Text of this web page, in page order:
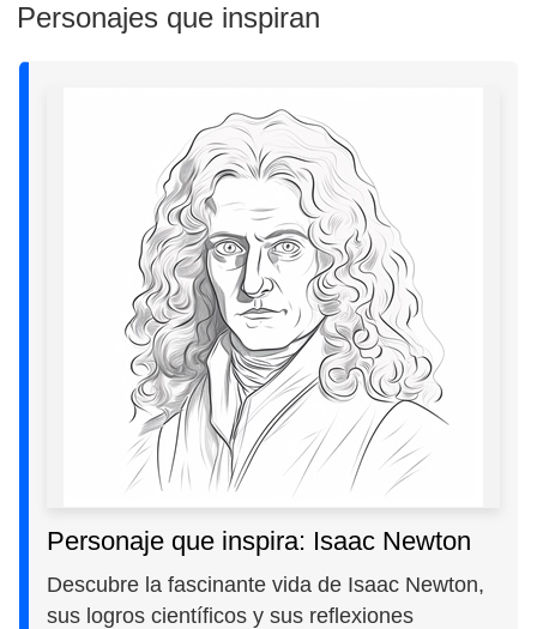
Personajes que inspiran
Personaje que inspira: Isaac Newton
Descubre la fascinante vida de Isaac Newton,
sus logros científicos y sus reflexiones